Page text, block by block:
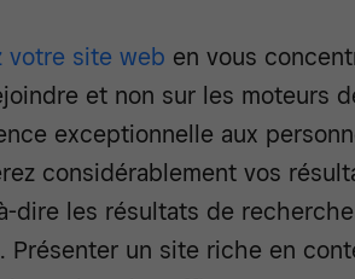
votre site web en vous
et non sur les moteurs
exceptionnelle aux
considérablement vos
dire les résultats de
Présenter un site riche en